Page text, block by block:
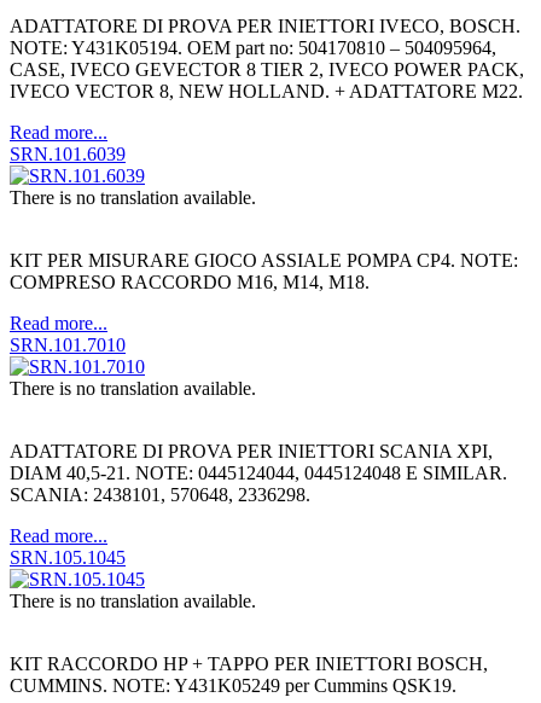
ADATTATORE DI PROVA PER INIETTORI IVECO, BOSCH.
NOTE: Y431K05194. OEM part no: 504170810 – 504095964,
CASE, IVECO GEVECTOR 8 TIER 2, IVECO POWER PACK,
IVECO VECTOR 8, NEW HOLLAND. + ADATTATORE M22.
Read more...
SRN.101.6039
There is no translation available.
KIT PER MISURARE GIOCO ASSIALE POMPA CP4. NOTE:
COMPRESO RACCORDO M16, M14, M18.
Read more...
SRN.101.7010
There is no translation available.
ADATTATORE DI PROVA PER INIETTORI SCANIA XPI,
DIAM 40,5-21. NOTE: 0445124044, 0445124048 E SIMILAR.
SCANIA: 2438101, 570648, 2336298.
Read more...
SRN.105.1045
There is no translation available.
KIT RACCORDO HP + TAPPO PER INIETTORI BOSCH,
CUMMINS. NOTE: Y431K05249 per Cummins QSK19.